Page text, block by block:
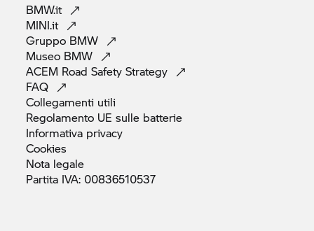
BMW.it
MINI.it
Gruppo BMW
Museo BMW
ACEM Road SafetyStrategy
FAQ
Collegamenti utili
Regolamento UE sulle batterie
Informativa privacy
Cookies
Nota legale
Partita IVA: 00836510537